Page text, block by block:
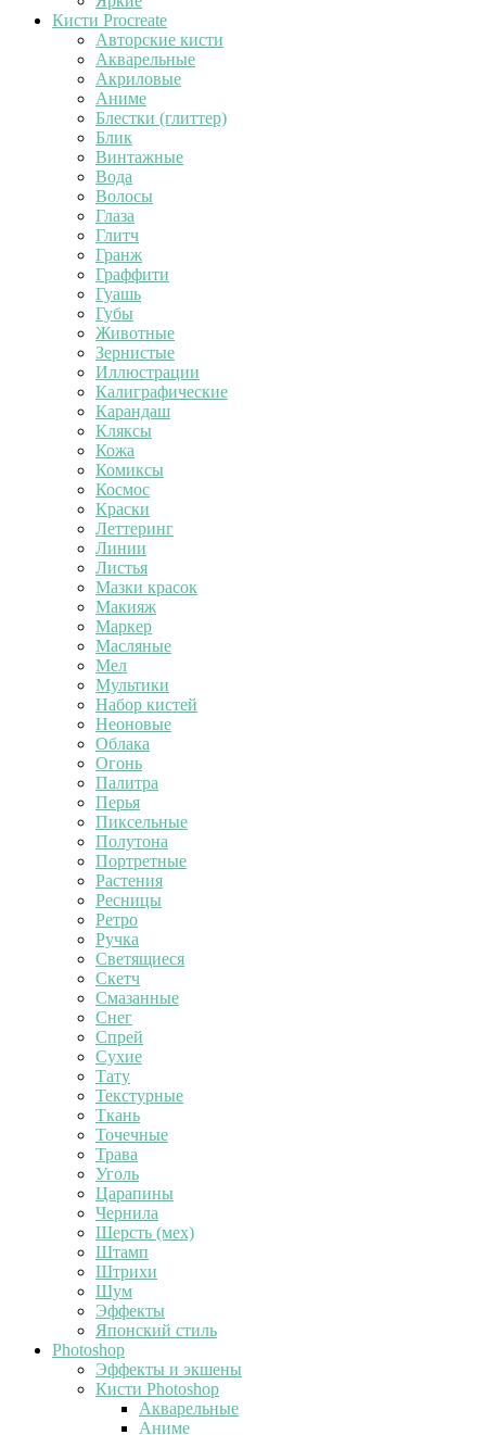
Кисти Procreate
Авторские кисти
Акварельные
Акриловые
Аниме
Блестки (глиттер)
Блик
Винтажные
Вода
Волосы
Глаза
Глитч
Гранж
Граффити
Гуашь
Губы
Животные
Зернистые
Иллюстрации
Калиграфические
Карандаш
Кляксы
Кожа
Комиксы
Космос
Краски
Леттеринг
Линии
Листья
Мазки красок
Макияж
Маркер
Масляные
Мел
Мультики
Набор кистей
Неоновые
Облака
Огонь
Палитра
Перья
Пиксельные
Полутона
Портретные
Растения
Ресницы
Ретро
Ручка
Светящиеся
Скетч
Смазанные
Снег
Спрей
Сухие
Тату
Текстурные
Ткань
Точечные
Трава
Уголь
Царапины
Чернила
Шерсть (мех)
Штамп
Штрихи
Шум
Эффекты
Японский стиль
Photoshop
Эффекты и экшены
Кисти Photoshop
Акварельные
Аниме